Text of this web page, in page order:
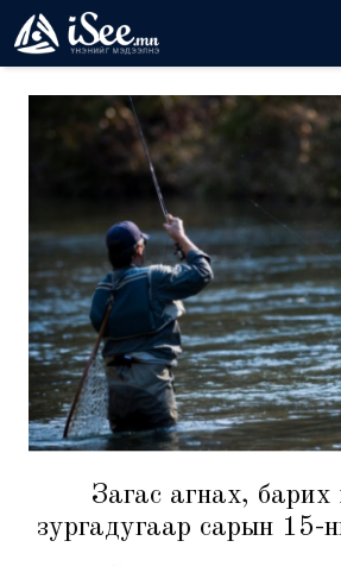
Загас агнах, барих
зургадугаар сарын 15-ны